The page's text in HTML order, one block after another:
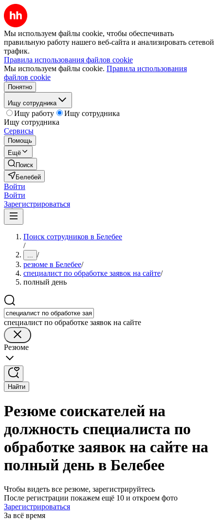
Мы используем файлы cookie, чтобы обеспечивать
правильную работу нашего веб-сайта и анализировать сетевой
трафик.
Правила использования файлов cookie
Мы используем файлы cookie. Правила использования
файлов cookie
Понятно
Ищу сотрудника
Ищу работу
Ищу сотрудника
Ищу сотрудника
Сервисы
Помощь
Ещё
Поиск
Белебей
Войти
Войти
Зарегистрироваться
Поиск сотрудников в Белебее
/
... /
резюме в Белебее/
специалист по обработке заявок на сайте/
полный день
специалист по обработке заявок на сайте
Резюме
Найти
Резюме соискателей на
должность специалиста по
обработке заявок на сайте на
полный день в Белебее
Чтобы видеть все резюме, зарегистрируйтесь
После регистрации покажем ещё 10 и откроем фото
Зарегистрироваться
За всё время